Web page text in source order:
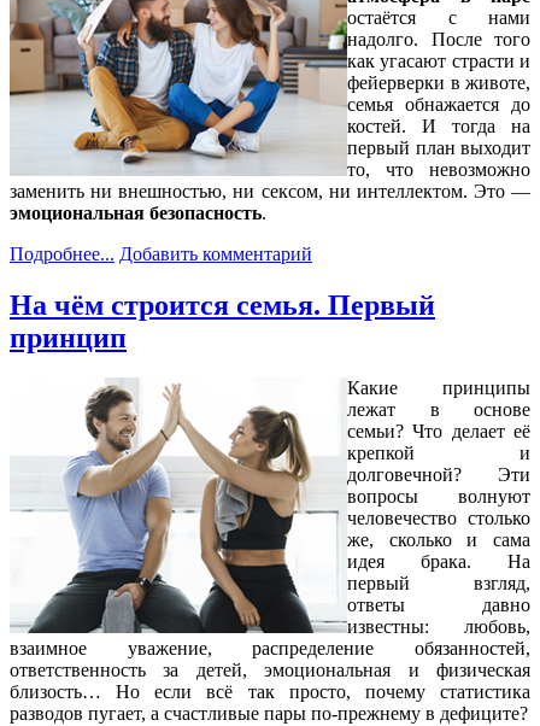
остаётся с нами
надолго. После того
как угасают страсти и
фейерверки в животе,
семья обнажается до
костей. И тогда на
первый план выходит
то, что невозможно
заменить ни внешностью, ни сексом, ни интеллектом. Это —
эмоциональная безопасность.
Подробнее... Добавить комментарий
На чём строится семья. Первый
принцип
Какие принципы
лежат в основе
семьи? Что делает её
крепкой и
долговечной? Эти
вопросы волнуют
человечество столько
же, сколько и сама
идея брака. На
первый взгляд,
ответы давно
известны: любовь,
взаимное уважение, распределение обязанностей,
ответственность за детей, эмоциональная и физическая
близость… Но если всё так просто, почему статистика
разводов пугает, а счастливые пары по-прежнему в дефиците?